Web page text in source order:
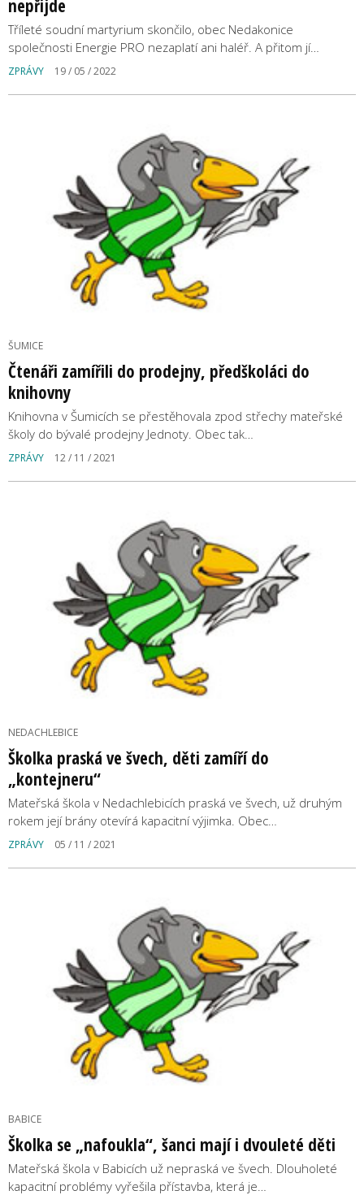
nepřijde
Tříleté soudní martyrium skončilo, obec Nedakonice
společnosti Energie PRO nezaplatí ani haléř. A přitom jí…
ZPRÁVY 19 / 05 / 2022
ŠUMICE
Čtenáři zamířili do prodejny, předškoláci do
knihovny
Knihovna v Šumicích se přestěhovala zpod střechy mateřské
školy do bývalé prodejny Jednoty. Obec tak…
ZPRÁVY 12 / 11 / 2021
NEDACHLEBICE
Školka praská ve švech, děti zamíří do
„kontejneru“
Mateřská škola v Nedachlebicích praská ve švech, už druhým
rokem její brány otevírá kapacitní výjimka. Obec…
ZPRÁVY 05 / 11 / 2021
BABICE
Školka se „nafoukla“, šanci mají i dvouleté děti
Mateřská škola v Babicích už nepraská ve švech. Dlouholeté
kapacitní problémy vyřešila přístavba, která je…